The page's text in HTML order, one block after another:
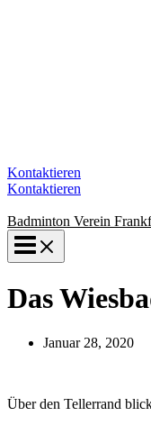
Kontaktieren
Kontaktieren
Badminton Verein
Das
Januar 28, 2020
Über den Tellerrand